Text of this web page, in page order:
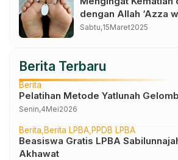
dengan Allah ‘Azza
Sabtu,15Maret2025
Berita Terbaru
Berita
Pelatihan Metode Yatlunah
Senin,4Mei2026
Berita Berita LPBA PPDB LPBA
Beasiswa Gratis LPBA
Akhawat